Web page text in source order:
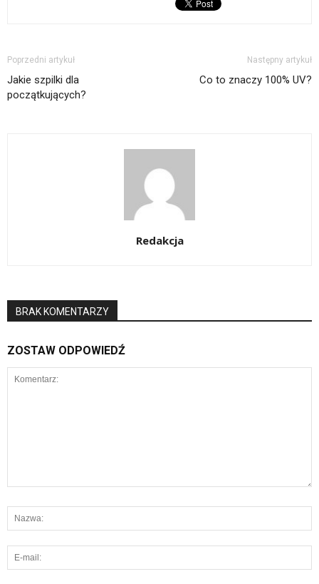
Poprzedni artykuł
Jakie szpilki dla
początkujących?
Następny artykuł
Co to znaczy 100% UV?
Redakcja
BRAK KOMENTARZY
ZOSTAW ODPOWIEDŹ